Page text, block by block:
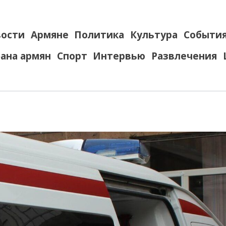
Армяне Политика Культура
армян Спорт Интервью Развлечения